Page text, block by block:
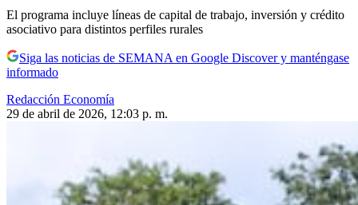
El programa incluye líneas de capital de trabajo, inversión y crédito
asociativo para distintos perfiles rurales
Siga las noticias de SEMANA en Google Discover y manténgase
informado
Redacción Economía
29 de abril de 2026, 12:03 p. m.